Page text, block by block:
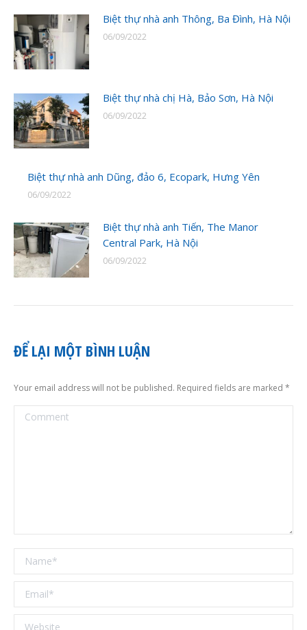
Biệt thự nhà anh Thông, Ba Đình, Hà Nội
06/09/2022
Biệt thự nhà chị Hà, Bảo Sơn, Hà Nội
06/09/2022
Biệt thự nhà anh Dũng, đảo 6, Ecopark, Hưng Yên
06/09/2022
Biệt thự nhà anh Tiến, The Manor
Central Park, Hà Nội
06/09/2022
ĐỂ LẠI MỘT BÌNH LUẬN
Your email address will not be published. Required fields are marked *
Comment
Name *
Email *
Website